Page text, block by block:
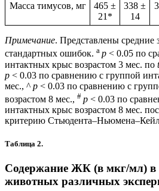
Масса тимусов, мг
465 ±
21*
338 ±
14
Примечание. Представлены средние
стандартных ошибок. а p < 0.05 по
интактных крыс возрастом 3 мес. по t
p < 0.03 по сравнению с группой
мес., ^p < 0.03 по сравнению с
возрастом 8 мес., # p < 0.03 по
интактных крыс возрастом 8 мес.
критерию
Таблица 2.
Содержание ЖК (в мкг/мл) в
животных различных